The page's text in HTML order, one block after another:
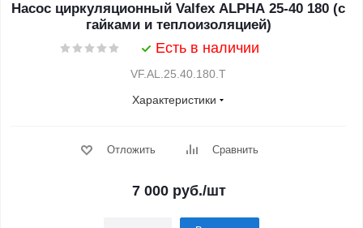
Насос циркуляционный Valfex ALPHA 25-40 180 (с
гайками и теплоизоляцией)
Есть в наличии
VF.AL.25.40.180.Т
Характеристики
Отложить Сравнить
7 000руб./шт